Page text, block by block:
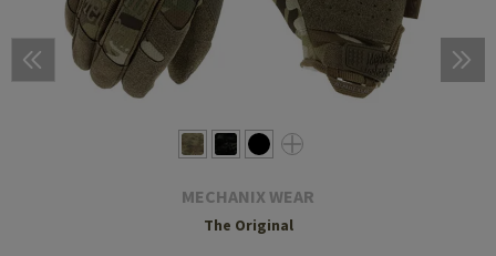
MECHANIX WEAR
The Original